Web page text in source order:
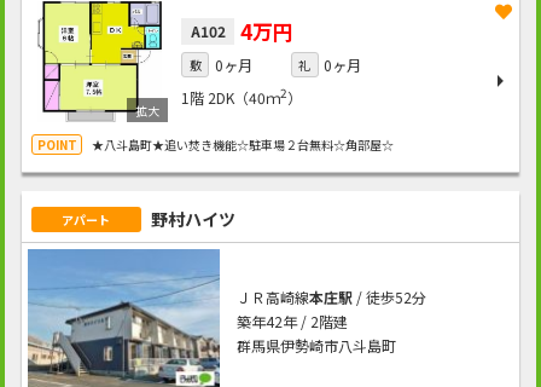
A102 4万円
敷 0ヶ月 礼
0ヶ月
1階 2DK（40ｍ2）
★八斗島町★追い焚き機能☆駐車場２台無料☆角部屋☆
アパート 野村ハイツ
ＪＲ高崎線本庄駅/ 徒歩52分
築年42年 / 2階建
群馬県伊勢崎市八斗島町